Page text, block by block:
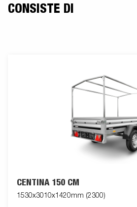
possono mostrare accessori opzionali.
CONSISTE DI
CENTINA 150 CM
1530x3010x1420mm (2300)